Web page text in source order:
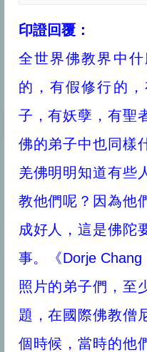
印證回覆：
全世界佛教界中
的，有假修行的
子，有妖孽，有聖
佛的弟子中也同樣
羌佛明明知道有些
教他們呢？因為他
成好人，這是佛陀
事。《Dorje
照片的弟子們，至
題，在國際佛教僧
個時候，當時的他